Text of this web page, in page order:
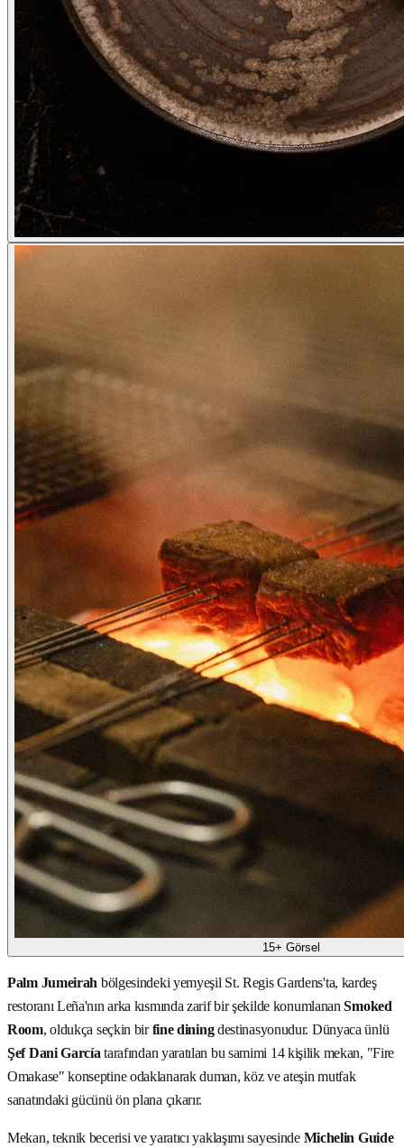
15+ Görsel
Palm Jumeirah bölgesindeki yemyeşil St. Regis Gardens'ta, kardeş
restoranı Leña'nın arka kısmında zarif bir şekilde konumlananSmoked
Room, oldukça seçkin birfine diningdestinasyonudur. Dünyaca ünlü
Şef Dani García tarafından yaratılan bu samimi 14 kişilik mekan, "Fire
Omakase" konseptine odaklanarak duman, köz ve ateşin mutfak
sanatındaki gücünü ön plana çıkarır.
Mekan, teknik becerisi ve yaratıcı yaklaşımı sayesinde Michelin Guide